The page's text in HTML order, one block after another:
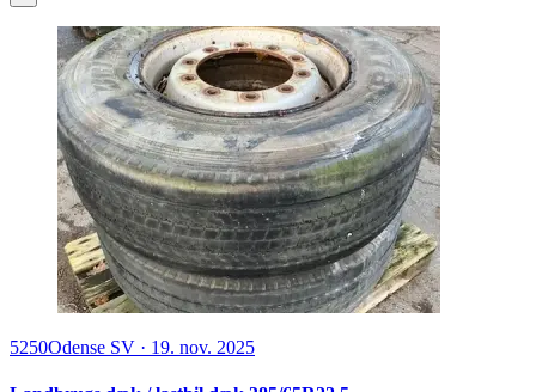
5250Odense SV · 19. nov. 2025